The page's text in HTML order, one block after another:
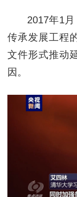
2017年1月
传承发展工程
文件形式推动
因。